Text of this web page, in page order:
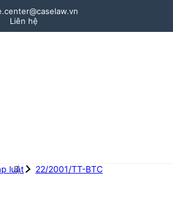
Liên hệ
luật 22/2001/TT-BTC